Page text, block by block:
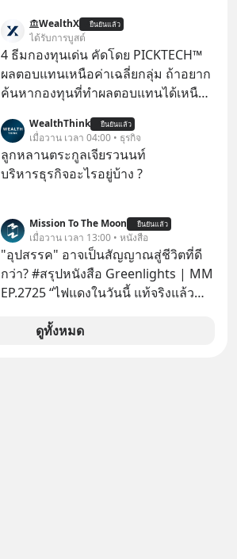
WealthX ยืนยันแล้ว
ได้รับการบูสต์
4 ธีมกองทุนเด่น คัดโดย PICKTECH™
ผลตอบแทนเหนือค่าเฉลี่ยกลุ่ม ถ้าอยาก
ค้นหากองทุนที่ทำผลตอบแทนได้เหนือ
ค้นหาข้อมูลและวิเคราะห์เองให้เสีย
เวลา แค่ใช้ PICKTECH™ บนแอป
WealthX ช่วยคัดกองทุนเด่นให้ได้
WealthThink ยืนยันแล้ว
เมื่อวาน เวลา 04:00 • ธุรกิจ
ลูกหลานตระกูลเจียรวนนท์
บริหารธุรกิจอะไรอยู่บ้าง ?
Mission To The Moon ยืนยันแล้ว
เมื่อวาน เวลา 13:00 • หนังสือ
"อุปสรรค" อาจเป็นสัญญาณสู่ชีวิตที่ดี
กว่า? #สรุปหนังสือ Greenlights | MM
EP.2725 “ไฟแดงในวันนี้ แท้จริงแล้ว
เปลี่ยนสี” McConaughey ดาราดาวรุ่ง
ดูทั้งหมด